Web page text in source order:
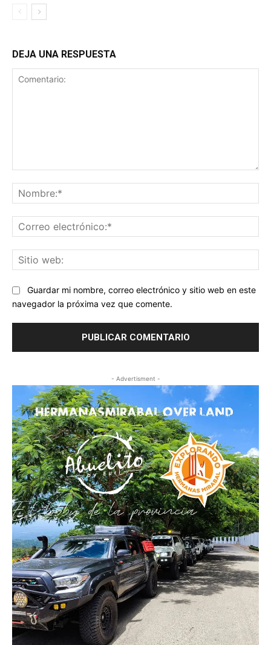
DEJA UNA RESPUESTA
Guardar mi nombre, correo electrónico y sitio web en este
navegador la próxima vez que comente.
- Advertisment -